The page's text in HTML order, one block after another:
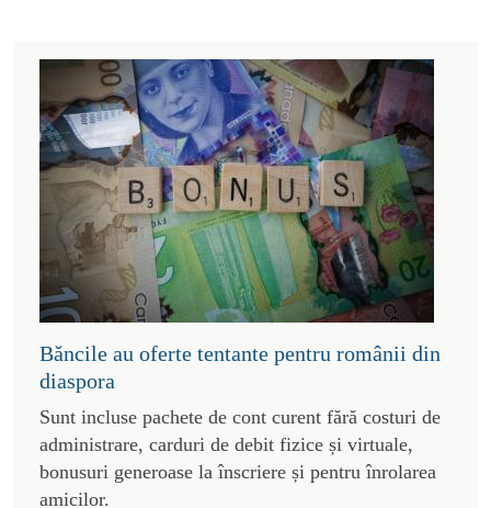
Băncile au oferte tentante pentru românii din
diaspora
Sunt incluse pachete de cont curent fără costuri de
administrare, carduri de debit fizice și virtuale,
bonusuri generoase la înscriere și pentru înrolarea
amicilor.